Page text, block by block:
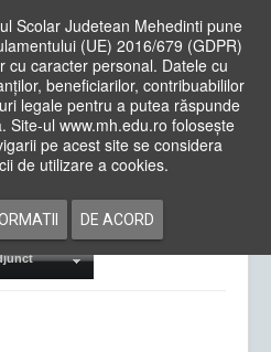
Scolar Judetean Mehedinti pune
(UE) 2016/679 (GDPR)
cu caracter personal. Datele cu
beneficiarilor, contribuabililor
legale pentru a putea răspunde
Site-ul www.mh.edu.ro folosește
pe acest site se considera
de utilizare a cookies.
DE ACORD